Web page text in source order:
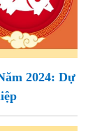
2024: Dự